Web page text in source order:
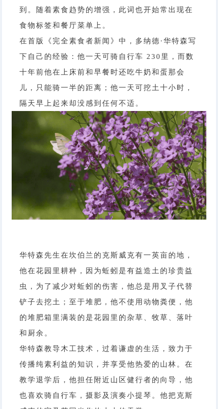
到。随着素食趋势的增强，此词也开始常出现在
食物标签和餐厅菜单上。
在首版《完全素食者新闻》中，多纳德·华特森写
下自己的经验：他一天可骑自行车 230里，而数
十年前他在上床前和早餐时还吃牛奶和蛋那会
儿，只能骑一半的距离；他一天可挖土十小时，
隔天早上起来却没感到任何不适。
华特森先生在坎伯兰的克斯威克有一英亩的地，
他在花园里耕种，因为蚯蚓是有益造土的珍贵益
虫，为了减少对蚯蚓的伤害，他总是用叉子代替
铲子去挖土；至于堆肥，他不使用动物粪便，他
的堆肥箱里满装的是花园里的杂草、牧草、落叶
和厨余。
华特森教导木工技术，过着谦虚的生活，致力于
传播纯素利益的知识，并享受他热爱的山林。在
教学退学后，他担任附近山区健行者的向导，他
也喜欢骑自行车，摄影及演奏小提琴。他把克斯